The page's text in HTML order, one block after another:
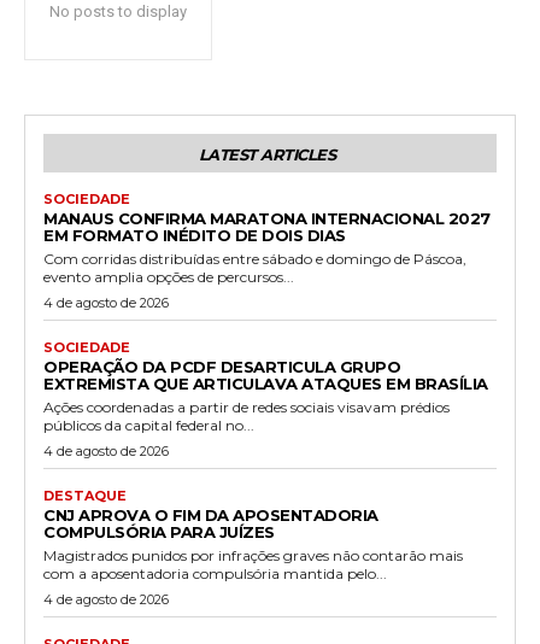
No posts to display
LATEST ARTICLES
SOCIEDADE
MANAUS CONFIRMA MARATONA INTERNACIONAL 2027
EM FORMATO INÉDITO DE DOIS DIAS
Com corridas distribuídas entre sábado e domingo de Páscoa,
evento amplia opções de percursos...
4 de agosto de 2026
SOCIEDADE
OPERAÇÃO DA PCDF DESARTICULA GRUPO
EXTREMISTA QUE ARTICULAVA ATAQUES EM BRASÍLIA
Ações coordenadas a partir de redes sociais visavam prédios
públicos da capital federal no...
4 de agosto de 2026
DESTAQUE
CNJ APROVA O FIM DA APOSENTADORIA
COMPULSÓRIA PARA JUÍZES
Magistrados punidos por infrações graves não contarão mais
com a aposentadoria compulsória mantida pelo...
4 de agosto de 2026